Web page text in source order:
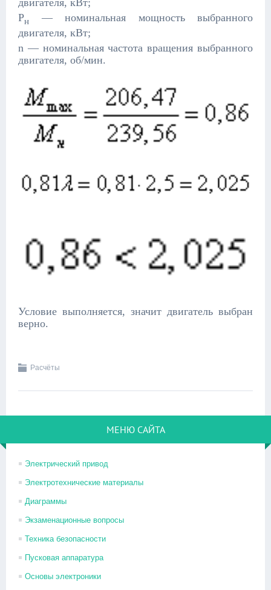
двигателя, кВт;
Рн
— номинальная мощность выбранного
двигателя, кВт;
n — номинальная частота вращения выбранного
двигателя, об/мин.
Условие выполняется, значит двигатель выбран
верно.
Расчёты
МЕНЮ САЙТА
Электрический привод
Электротехнические материалы
Диаграммы
Экзаменационные вопросы
Техника безопасности
Пусковая аппаратура
Основы электроники